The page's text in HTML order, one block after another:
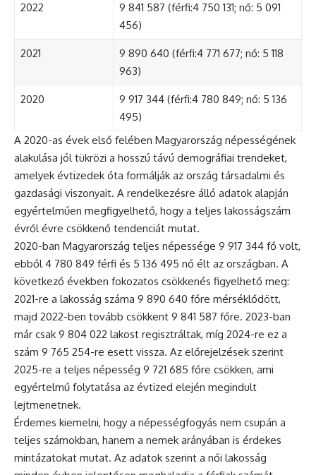
2022
9 841 587 (férfi:4 750 131; nő: 5 091
456)
2021
9 890 640 (férfi:4 771 677; nő: 5 118
963)
2020
9 917 344 (férfi:4 780 849; nő: 5 136
495)
A 2020-as évek első felében Magyarország népességének
alakulása jól tükrözi a hosszú távú demográfiai trendeket,
amelyek évtizedek óta formálják az ország társadalmi és
gazdasági viszonyait. A rendelkezésre álló adatok alapján
egyértelműen megfigyelhető, hogy a teljes lakosságszám
évről évre csökkenő tendenciát mutat.
2020-ban Magyarország teljes népessége 9 917 344 fő volt,
ebből 4 780 849 férfi és 5 136 495 nő élt az országban. A
következő években fokozatos csökkenés figyelhető meg:
2021-re a lakosság száma 9 890 640 főre mérséklődött,
majd 2022-ben tovább csökkent 9 841 587 főre. 2023-ban
már csak 9 804 022 lakost regisztráltak, míg 2024-re ez a
szám 9 765 254-re esett vissza. Az előrejelzések szerint
2025-re a teljes népesség 9 721 685 főre csökken, ami
egyértelmű folytatása az évtized elején megindult
lejtmenetnek.
Érdemes kiemelni, hogy a népességfogyás nem csupán a
teljes számokban, hanem a nemek arányában is érdekes
mintázatokat mutat. Az adatok szerint a női lakosság